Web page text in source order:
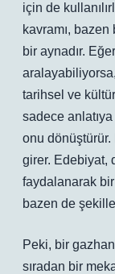
için de
kavramı,
bir aynadır.
tarihsel ve
sadece
onu
girer. Edebiyat,
faydalanarak
bazen de
Peki, bir
sıradan bir